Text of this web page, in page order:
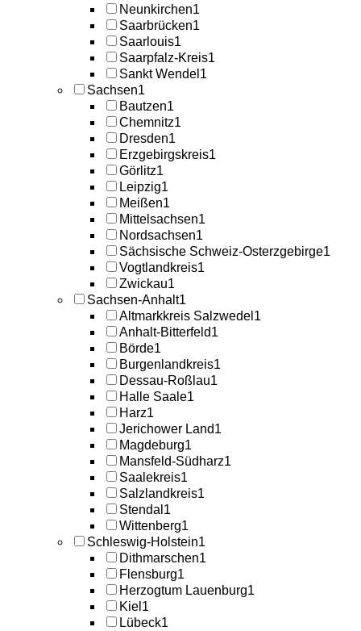
Neunkirchen1
Saarbrücken1
Saarlouis1
Saarpfalz-Kreis1
Sankt Wendel 1
Sachsen1
Bautzen1
Chemnitz1
Dresden1
Erzgebirgskreis1
Görlitz1
Leipzig1
Meißen1
Mittelsachsen1
Nordsachsen1
Sächsische Schweiz-Osterzgebirge1
Vogtlandkreis1
Zwickau1
Sachsen-Anhalt1
Altmarkkreis Salzwedel 1
Anhalt-Bitterfeld1
Börde1
Burgenlandkreis1
Dessau-Roßlau1
Halle Saale1
Harz1
Jerichower Land1
Magdeburg1
Mansfeld-Südharz1
Saalekreis1
Salzlandkreis1
Stendal 1
Wittenberg1
Schleswig-Holstein1
Dithmarschen1
Flensburg1
Herzogtum Lauenburg1
Kiel 1
Lübeck1